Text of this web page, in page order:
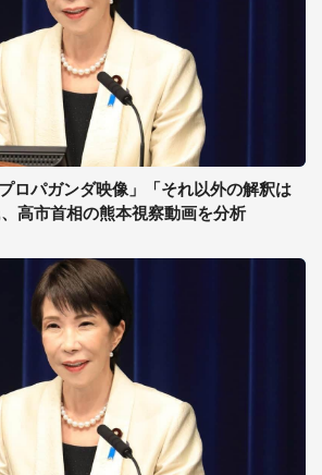
ロパガンダ映像」「それ以外の解釈は
高市首相の熊本視察動画を分析